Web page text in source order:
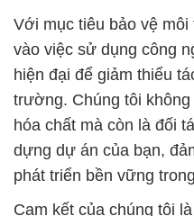
Với mục tiêu bảo vệ
vào việc sử dụng công
hiện đại để giảm thiểu
trường. Chúng tôi
hóa chất mà còn là đối
dựng dự án của bạn,
phát triển bền vững
Cam kết của chúng tôi